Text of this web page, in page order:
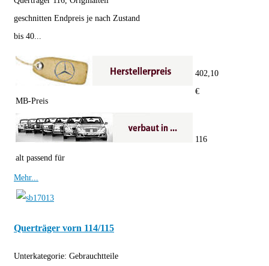
geschnitten Endpreis je nach Zustand
bis 40...
MB-Preis
402,10
€
alt passend für
116
Mehr...
Querträger vorn 114/115
Unterkategorie: Gebrauchtteile